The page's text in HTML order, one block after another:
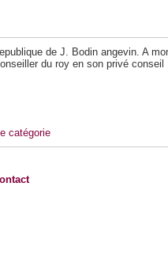
de J. Bodin angevin. A
du roy en son privé conseil
catégorie